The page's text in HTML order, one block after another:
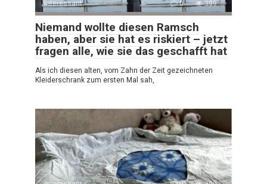
Interessant 0 399
Niemand wollte diesen Ramsch
haben, aber sie hat es riskiert – jetzt
fragen alle, wie sie das geschafft hat
Als ich diesen alten, vom Zahn der Zeit gezeichneten
Kleiderschrank zum ersten Mal sah,